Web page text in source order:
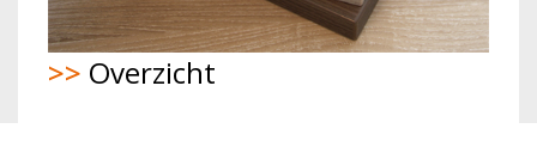
>> Overzicht